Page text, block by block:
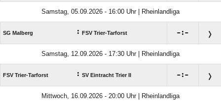
Samstag, 05.09.2026 - 16:00 Uhr | Rheinlandliga
SG Malberg : FSV Trier-Tarforst :
Samstag, 12.09.2026 - 17:30 Uhr | Rheinlandliga
FSV Trier-Tarforst : SV Eintracht Trier II :
Mittwoch, 16.09.2026 - 20:00 Uhr | Rheinlandliga